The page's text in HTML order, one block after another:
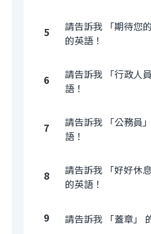
5
請告訴我 「期待您
的英語！
6
請告訴我 「行政人
語！
7
請告訴我 「公務員
語！
8
請告訴我 「好好休息
的英語！
9 請告訴我 「蓋章」